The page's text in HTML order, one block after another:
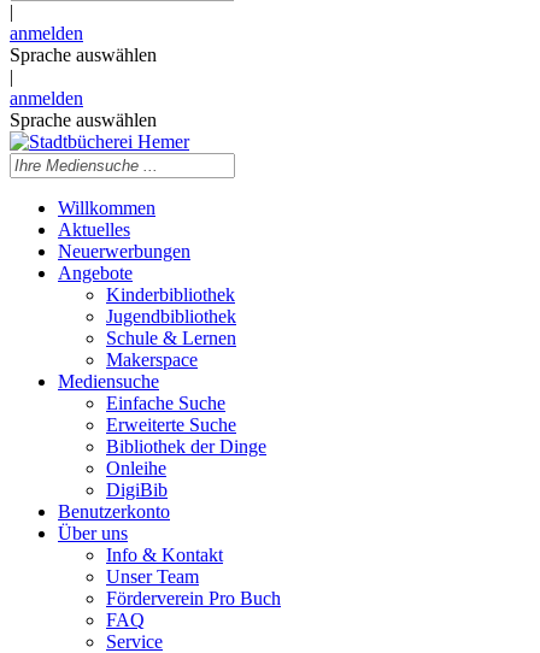
|
anmelden
Sprache auswählen
|
anmelden
Sprache auswählen
Willkommen
Aktuelles
Neuerwerbungen
Angebote
Kinderbibliothek
Jugendbibliothek
Schule & Lernen
Makerspace
Mediensuche
Einfache Suche
Erweiterte Suche
Bibliothek der Dinge
Onleihe
DigiBib
Benutzerkonto
Über uns
Info & Kontakt
Unser Team
Förderverein Pro Buch
FAQ
Service